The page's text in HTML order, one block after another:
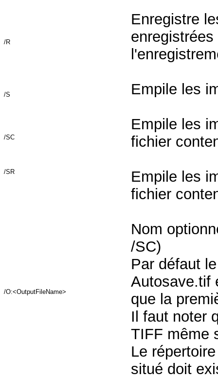
/R
Enregistre
/S Empile les
/SC
Empile les
fichier
/SR
Empile les
fichier
/O:<OutputFileName>
Nom
/SC)
Par défaut
Autosave.tif
que la
Il faut noter
TIFF même
Le
situé doit